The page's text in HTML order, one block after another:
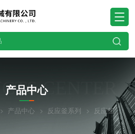
CENTER
产品中心
产品中心 反应釜系列 反应釜 盘